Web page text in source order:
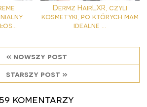
Dermz HairLXR, czyli
kosmetyki, po których mam
idealne ...
« nowszy post
starszy post »
59 komentarzy